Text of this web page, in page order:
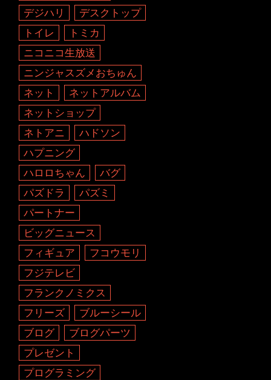
デジハリ
デスクトップ
トイレ
トミカ
ニコニコ生放送
ニンジャスズメおちゅん
ネット
ネットアルバム
ネットショップ
ネトアニ
ハドソン
ハプニング
ハロロちゃん
バグ
パズドラ
パズミ
パートナー
ビッグニュース
フィギュア
フコウモリ
フジテレビ
フランクノミクス
フリーズ
ブルーシール
ブログ
ブログパーツ
プレゼント
プログラミング